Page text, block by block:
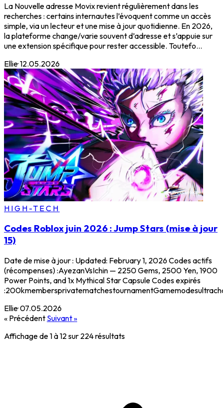
La Nouvelle adresse Movix revient régulièrement dans les
recherches : certains internautes l’évoquent comme un accès
simple, via un lecteur et une mise à jour quotidienne. En 2026,
la plateforme change/varie souvent d’adresse et s’appuie sur
une extension spécifique pour rester accessible. Toutefo...
Ellie·12.05.2026
HIGH-TECH
Codes Roblox juin 2026 : Jump Stars (mise à jour
15)
Date de mise à jour : Updated: February 1, 2026 Codes actifs
(récompenses) :AyezanVsIchin — 2250 Gems, 2500 Yen, 1900
Power Points, and 1x Mythical Star Capsule Codes expirés
Ellie·07.05.2026
« Précédent Suivant »
Affichage de1à12sur 224résultats